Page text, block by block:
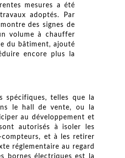
mesures a été
adoptés. Par
des signes de
volume à chauffer
du bâtiment, ajouté
encore plus la
spécifiques, telles que la
le hall de vente, ou la
au développement et
autorisés à isoler les
compteurs, et à les retirer
réglementaire au regard
bornes électriques est la